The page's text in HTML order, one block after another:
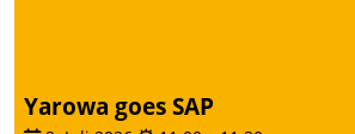
Yarowa goes SAP